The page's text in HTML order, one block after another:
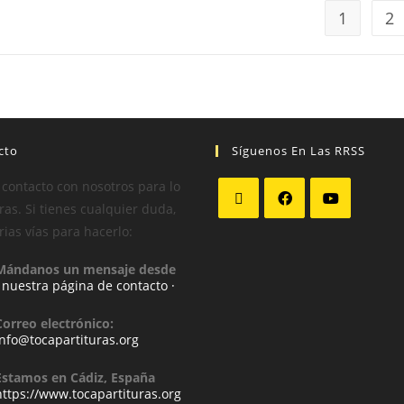
1 2
con nosotros para lo
Si tienes cualquier duda,
vías para hacerlo:
un mensaje desde
nuestra página de contacto ·
electrónico:
en Cádiz, España
www.tocapartituras.org
Síguenos En Las RRSS